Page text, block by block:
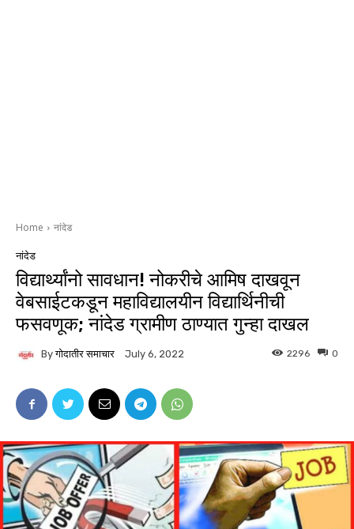
Home नांदेड
नांदेड
विद्यार्थ्यांनो सावधान! नोकरीचे आमिष दाखवून
वेबसाईटकडून महाविद्यालयीन विद्यार्थिनीची
फसवणूक; नांदेड ग्रामीण ठाण्यात गुन्हा दाखल
By गोदातीर समाचार July 6, 2022 0
2296